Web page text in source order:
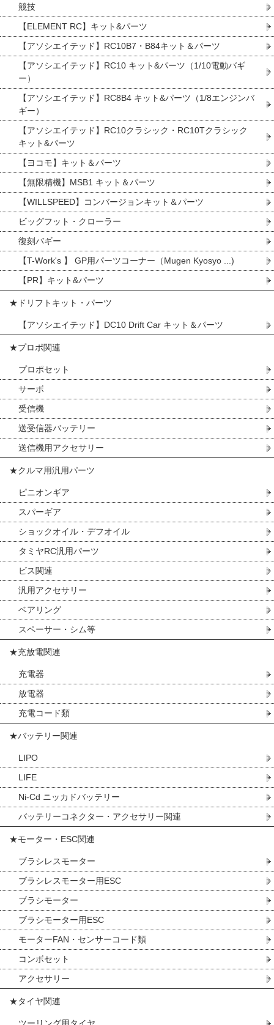
競技
【ELEMENT RC】キット&パーツ
【アソシエイテッド】RC10B7・B84キット＆パーツ
【アソシエイテッド】RC10 キット&パーツ（1/10電動バギ
ー）
【アソシエイテッド】RC8B4 キット&パーツ（1/8エンジンバ
ギー）
【アソシエイテッド】RC10クラシック・RC10Tクラシック
キット&パーツ
【ヨコモ】キット＆パーツ
【無限精機】MSB1 キット＆パーツ
【WILLSPEED】コンバージョンキット＆パーツ
ビッグフット・クローラー
復刻バギー
【T-Work's 】 GP用パーツコーナー（Mugen Kyosyo ...)
【PR】キット&パーツ
★ドリフトキット・パーツ
【アソシエイテッド】DC10 Drift Car キット＆パーツ
★プロポ関連
プロポセット
サーボ
受信機
送受信器バッテリー
送信機用アクセサリー
★クルマ用汎用パーツ
ピニオンギア
スパーギア
ショックオイル・デフオイル
タミヤRC汎用パーツ
ビス関連
汎用アクセサリー
ベアリング
スペーサー・シム等
★充放電関連
充電器
放電器
充電コード類
★バッテリー関連
LIPO
LIFE
Ni-Cd ニッカドバッテリー
バッテリーコネクター・アクセサリー関連
★モーター・ESC関連
ブラシレスモーター
ブラシレスモーター用ESC
ブラシモーター
ブラシモーター用ESC
モーターFAN・センサーコード類
コンボセット
アクセサリー
★タイヤ関連